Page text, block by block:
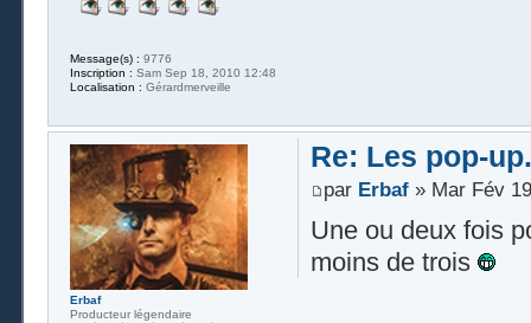
Message(s) : 9776
Inscription : Sam Sep 18, 2010 12:48
Localisation : Gérardmerveille
Re: Les pop-
par Erbaf» Mar Fév
Une ou deux fois
moins de trois
Erbaf
Producteur légendaire